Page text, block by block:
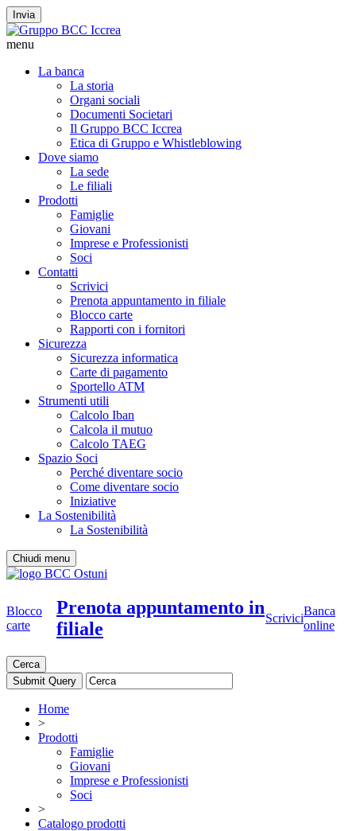
Invia
menu
La banca
La storia
Organi sociali
Documenti Societari
Il Gruppo BCC Iccrea
Etica di Gruppo e Whistleblowing
Dove siamo
La sede
Le filiali
Prodotti
Famiglie
Giovani
Imprese e Professionisti
Soci
Contatti
Scrivici
Prenota appuntamento in filiale
Blocco carte
Rapporti con i fornitori
Sicurezza
Sicurezza informatica
Carte di pagamento
Sportello ATM
Strumenti utili
Calcolo Iban
Calcola il mutuo
Calcolo TAEG
Spazio Soci
Perché diventare socio
Come diventare socio
Iniziative
La Sostenibilità
La Sostenibilità
Chiudi menu
Blocco
carte
Prenota appuntamento in
filiale
Scrivici
Banca
online
Cerca
Home
>
Prodotti
Famiglie
Giovani
Imprese e Professionisti
Soci
>
Catalogo prodotti